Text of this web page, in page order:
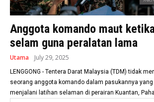
Anggota komando maut
selam guna peralatan lama
Utama July 29, 2025
LENGGONG - Tentera Darat Malaysia (TDM) tidak
seorang anggota komando dalam pasukannya
menjalani latihan selaman di perairan Kuantan,